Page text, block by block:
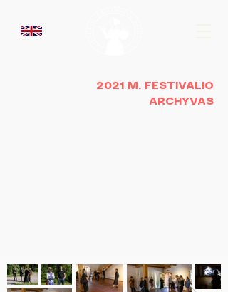
2021 M. FESTIVALIO
ARCHYVAS